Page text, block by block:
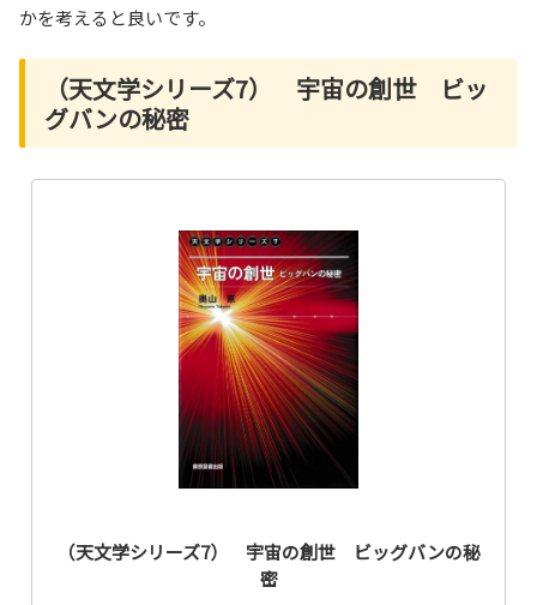
かを考えると良いです。
（天文学シリーズ7） 宇宙の創世 ビッ
グバンの秘密
（天文学シリーズ7） 宇宙の創世 ビッグバンの秘
密